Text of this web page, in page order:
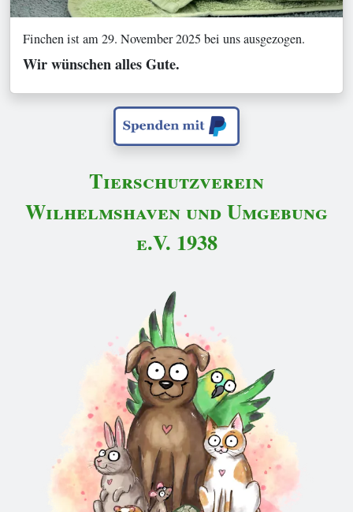
Finchen ist am 29. November 2025 bei uns ausgezogen.
Wir wünschen alles Gute.
Tierschutzverein
Wilhelmshaven und Umgebung
e.V. 1938